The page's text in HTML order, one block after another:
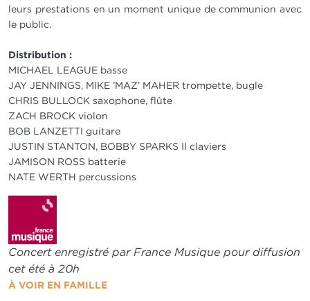
leurs prestations en un moment unique de communion avec
le public.
Distribution :
MICHAEL LEAGUE basse
JAY JENNINGS, MIKE ’MAZ’ MAHER trompette, bugle
CHRIS BULLOCK saxophone, flûte
ZACH BROCK violon
BOB LANZETTI guitare
JUSTIN STANTON, BOBBY SPARKS II claviers
JAMISON ROSS batterie
NATE WERTH percussions
Concert enregistré par France Musique pour diffusion
cet été à 20h
À VOIR EN FAMILLE